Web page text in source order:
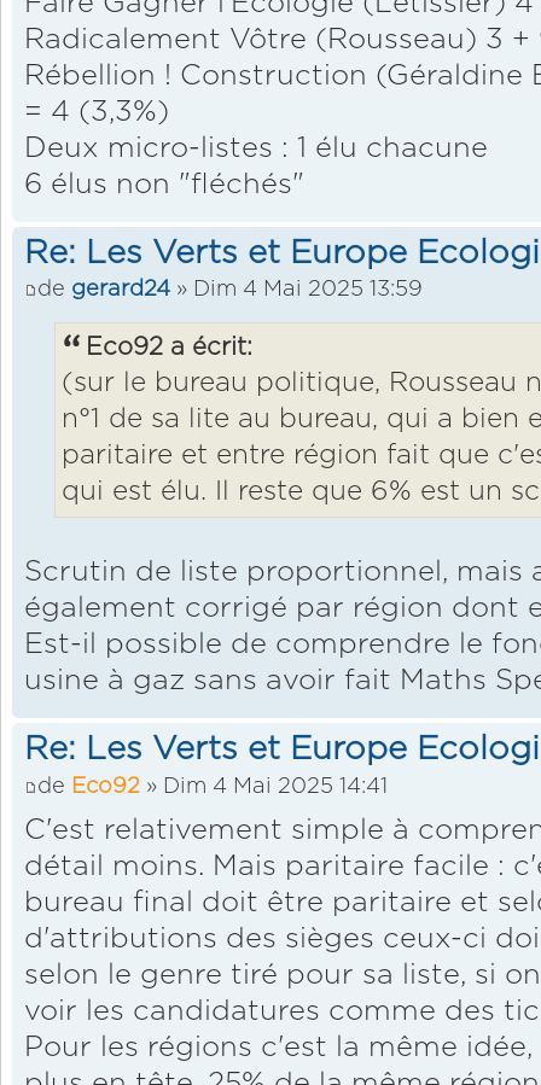
Radicalement Vôtre (Rousseau) 3 +
Rébellion ! Construction (Géraldine
= 4 (3,3%)
Deux micro-listes : 1 élu chacune
6 élus non "fléchés"
Re: Les Verts et Europe
de gerard24 » Dim 4 Mai 2025 13:59
Eco92 a écrit:
(sur le bureau politique, Rousseau
n°1 de sa lite au bureau, qui a bien
paritaire et entre région fait que
qui est élu. Il reste que 6% est un
Scrutin de liste proportionnel, mais
également corrigé par région dont
Est-il possible de comprendre le
usine à gaz sans avoir fait Maths
Re: Les Verts et Europe
de Eco92 » Dim 4 Mai 2025 14:41
C'est relativement simple à
détail moins. Mais paritaire facile :
bureau final doit être paritaire et
d'attributions des sièges ceux-ci
selon le genre tiré pour sa liste, si
voir les candidatures comme des
Pour les régions c'est la même